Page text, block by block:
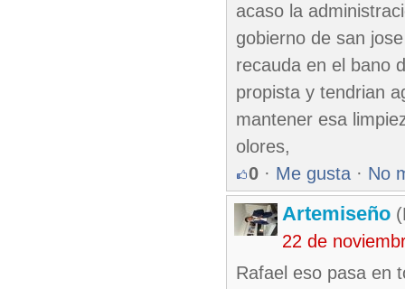
acaso la
gobierno de san
recauda en el bano
propista y tendrian
mantener esa
olores,
0 · Me gusta · No
Artemiseño
22 de
Rafael eso pasa en